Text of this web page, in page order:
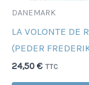
DANEMARK
LA VOLONTE DE
(PEDER
24,50 € TTC